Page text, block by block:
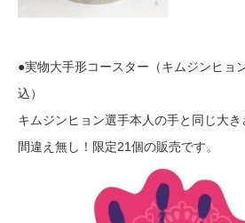
●実物大手形コースター（キムジンヒョ
込）
キムジンヒョン選手本人の手と同じ大
間違え無し！限定21個の販売です。